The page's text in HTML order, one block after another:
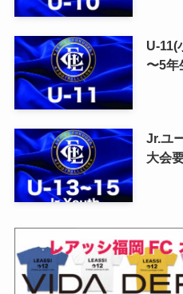
U-11(
〜5年
Jr.ユ
大会